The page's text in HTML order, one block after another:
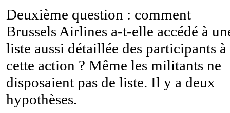
Deuxième question : comment
Brussels Airlines a-t-elle accédé à
liste aussi détaillée des participants à
cette action ? Même les militants ne
disposaient pas de liste. Il y a deux
hypothèses.